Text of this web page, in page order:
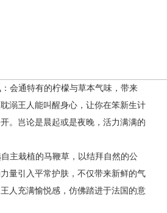
会通特有的柠檬与草本气味，带来
溺王人能叫醒身心，让你在笨新生计
。岂论是晨起或是夜晚，活力满满的
主栽植的马鞭草，以结拜自然的公
量引入平常护肤，不仅带来新鲜的气
人充满愉悦感，仿佛踏进于法国的意